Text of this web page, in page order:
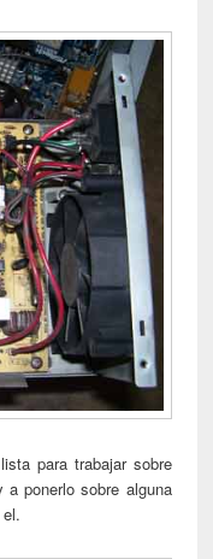
para trabajar sobre
ponerlo sobre alguna